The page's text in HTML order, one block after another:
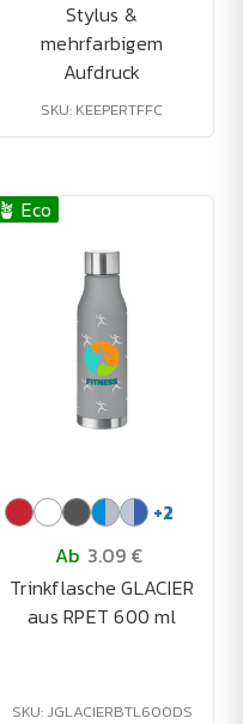
Stylus &
mehrfarbigem
Aufdruck
SKU: KEEPERTFFC
🪴 Eco
+2
Ab 3.09 €
Trinkflasche GLACIER
aus RPET 600 ml
SKU: JGLACIERBTL600DS